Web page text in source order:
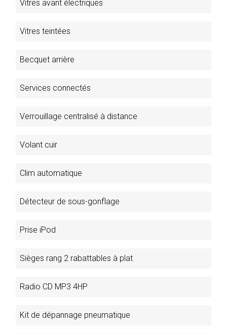
Vitres avant électriques
Vitres teintées
Becquet arrière
Services connectés
Verrouillage centralisé à distance
Volant cuir
Clim automatique
Détecteur de sous-gonflage
Prise iPod
Sièges rang 2 rabattables à plat
Radio CD MP3 4HP
Kit de dépannage pneumatique